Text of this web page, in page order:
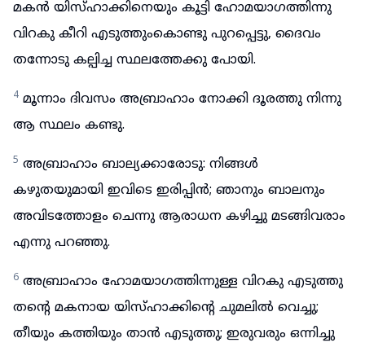
മകൻ യിസ്ഹാക്കിനെയും കൂട്ടി ഹോമയാഗത്തിന്നു
വിറകു കീറി എടുത്തുംകൊണ്ടു പുറപ്പെട്ടു, ദൈവം
തന്നോടു കല്പിച്ച സ്ഥലത്തേക്കു പോയി.
4 മൂന്നാം ദിവസം അബ്രാഹാം നോക്കി ദൂരത്തു നിന്നു
ആ സ്ഥലം കണ്ടു.
5 അബ്രാഹാം ബാല്യക്കാരോടു: നിങ്ങൾ
കഴുതയുമായി ഇവിടെ ഇരിപ്പിൻ; ഞാനും ബാലനും
അവിടത്തോളം ചെന്നു ആരാധന കഴിച്ചു മടങ്ങിവരാം
എന്നു പറഞ്ഞു.
6 അബ്രാഹാം ഹോമയാഗത്തിന്നുള്ള വിറകു എടുത്തു
തന്റെ മകനായ യിസ്ഹാക്കിന്റെ ചുമലിൽ വെച്ചു;
തീയും കത്തിയും താൻ എടുത്തു; ഇരുവരും ഒന്നിച്ചു